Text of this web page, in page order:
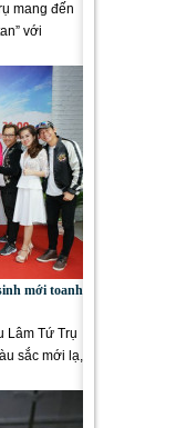
mang đến
với
mới toanh
Lâm Tứ Trụ
sắc mới lạ,